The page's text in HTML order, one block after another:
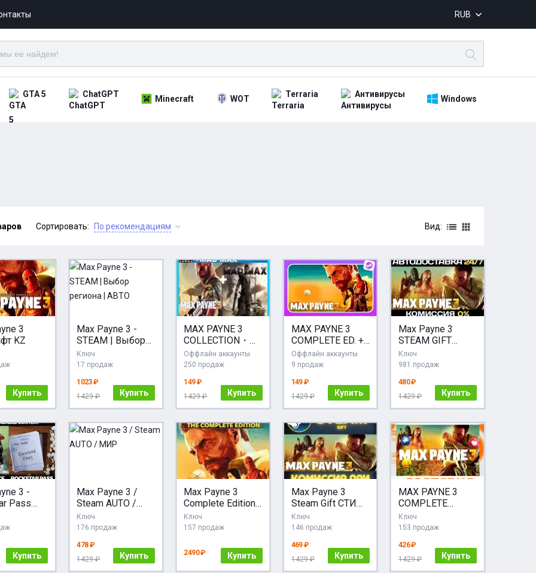
RUB
GTA 5 ChatGPT Minecraft WOT Terraria Антивирусы Windows
Сортировать: По рекомендациям Вид:
3
KZ
Купить
Max Payne 3 -
STEAM | Выбор
региона | АВТО
Ключ
17 продаж
1023 ₽
1429 ₽
Купить
MAX PAYNE 3
COLLECTION・
STEAM・PC
Оффлайн аккаунты
250 продаж
149 ₽
1429 ₽
Купить
MAX PAYNE 3
COMPLETE ED. +
2 + ИГРЫ | БЕЗ
GUARD + КЛЮЧ |
Оффлайн аккаунты
9 продаж
149 ₽
1429 ₽
Купить
Max Payne 3
STEAM GIFT
АВТОДОСТАВКА
Ключ
981 продаж
480 ₽
1429 ₽
Купить
3 -
Pass
CD
FREE
Купить
Max Payne 3 /
Steam AUTO /
МИР
Ключ
176 продаж
478 ₽
1429 ₽
Купить
Max Payne 3
Complete Edition
(Steam Ключ /
РФ+МИР)
Ключ
157 продаж
2490 ₽ Купить
Max Payne 3
Steam Gift СТИМ
ГИФТ ПК
АВТОДОСТАВКА
Ключ
146 продаж
469 ₽
1429 ₽
Купить
MAX PAYNE 3
COMPLETE
(ROCKSTAR
КЛЮЧ)
Ключ
153 продаж
426 ₽
1429 ₽
Купить